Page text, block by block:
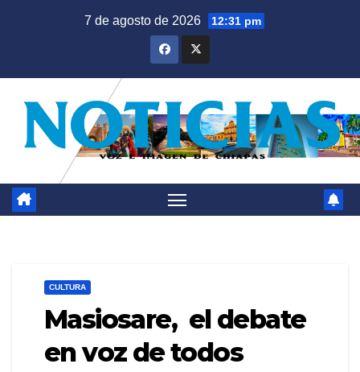
7 de agosto de 2026 12:31 pm
CULTURA
Masiosare, el debate
en voz de todos